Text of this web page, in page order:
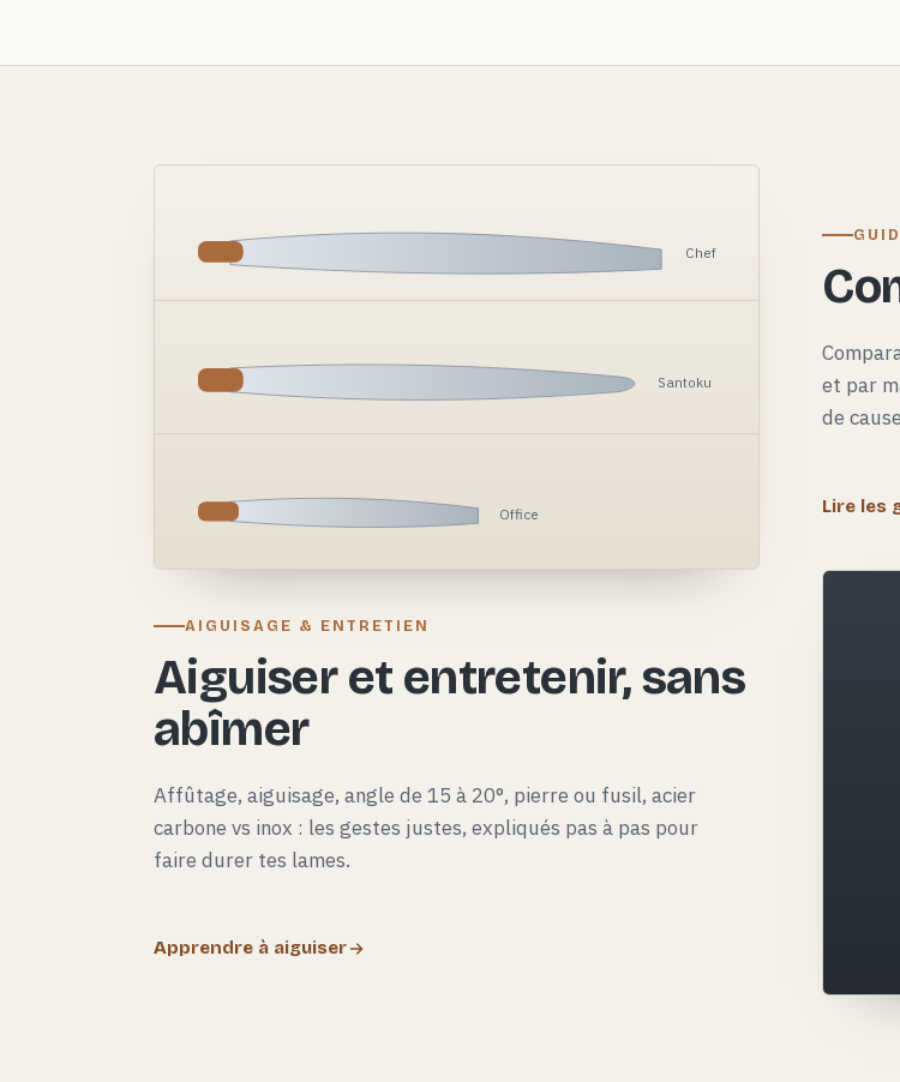
Chef
Santoku
Office
et par
de
Lire les
AIGUISAGE & ENTRETIEN
Aiguiser et entretenir, sans
abîmer
Affûtage, aiguisage, angle de 15 à 20°, pierre ou fusil, acier
carbone vs inox : les gestes justes, expliqués pas à pas pour
faire durer tes lames.
Apprendre à aiguiser